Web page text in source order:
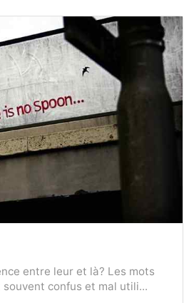
entre leur et là? Les mots
confus et mal utili...